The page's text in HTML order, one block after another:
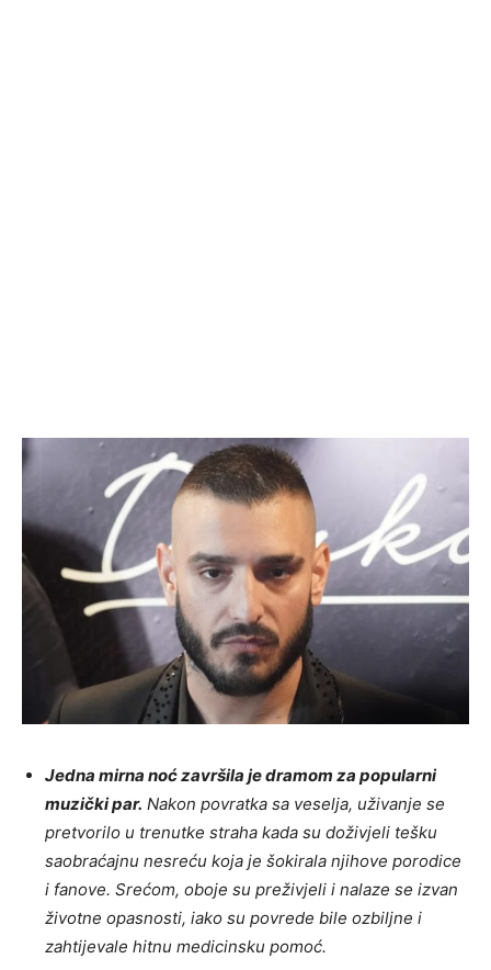
Jedna mirna noć završila je dramom za popularni
muzički par. Nakon povratka sa veselja, uživanje se
pretvorilo u trenutke straha kada su doživjeli tešku
saobraćajnu nesreću koja je šokirala njihove porodice
i fanove. Srećom, oboje su preživjeli i nalaze se izvan
životne opasnosti, iako su povrede bile ozbiljne i
zahtijevale hitnu medicinsku pomoć.